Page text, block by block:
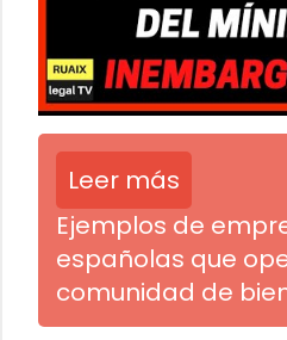
Leer más
Ejemplos de
españolas que
comunidad de